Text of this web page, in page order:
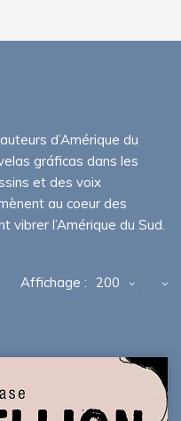
d’Amérique du
gráficas dans les
et des voix
au coeur des
l’Amérique du Sud.
Affichage : 200